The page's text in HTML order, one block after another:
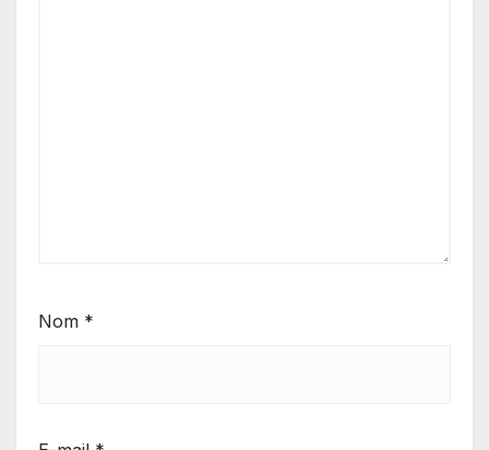
Nom *